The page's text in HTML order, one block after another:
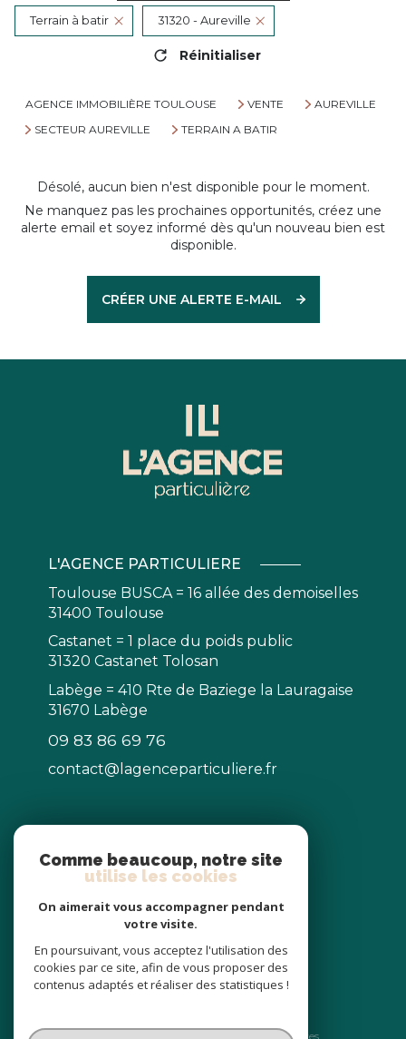
Terrain à batir 31320 - Aureville
Réinitialiser
AGENCE IMMOBILIÈRE TOULOUSE VENTE
AUREVILLE
SECTEUR AUREVILLE
TERRAIN A BATIR
Désolé, aucun bien n'est disponible pour le moment.
Ne manquez pas les prochaines opportunités, créez une
alerte email et soyez informé dès qu'un nouveau bien est
disponible.
CRÉER UNE ALERTE E-MAIL
L'AGENCE PARTICULIERE
Toulouse BUSCA = 16 allée des demoiselles
31400 Toulouse
Castanet = 1 place du poids public
31320 Castanet Tolosan
Labège = 410 Rte de Baziege la Lauragaise
31670 Labège
09 83 86 69 76
contact@lagenceparticuliere.fr
Nous suivre
Nos partenaires
Comme beaucoup, notre site
utilise les cookies
On aimerait vous accompagner pendant
votre visite.
En poursuivant, vous acceptez l'utilisation des
cookies par ce site, afin de vous proposer des
contenus adaptés et réaliser des statistiques !